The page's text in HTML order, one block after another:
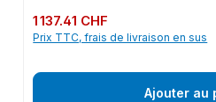
Prix régulier :
1 137.41 CHF
Prix TTC, frais de livraison en sus
Ajouter au